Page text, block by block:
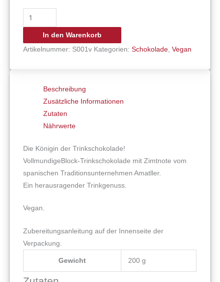
In den Warenkorb
Artikelnummer: S001v Kategorien:Schokolade,Vegan
Beschreibung
Zusätzliche Informationen
Zutaten
Nährwerte
Die Königin der Trinkschokolade!
VollmundigeBlock-Trinkschokolade mit Zimtnote vom
spanischen Traditionsunternehmen Amatller.
Ein herausragender Trinkgenuss.
Vegan.
Zubereitungsanleitung auf der Innenseite der
Verpackung.
Gewicht 200 g